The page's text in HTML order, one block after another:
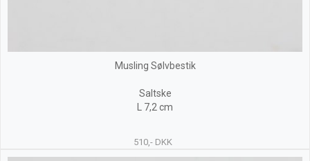
Musling Sølvbestik
Saltske
L 7,2 cm
510,- DKK